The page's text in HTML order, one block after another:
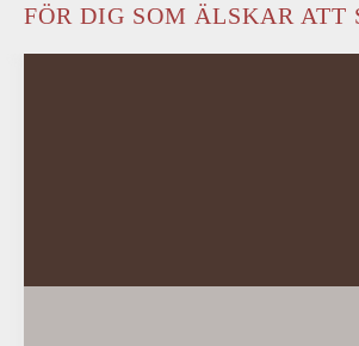
FÖR DIG SOM ÄLSKAR ATT